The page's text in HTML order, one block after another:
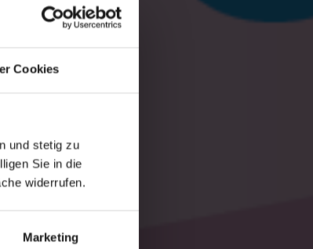
Cookies
und stetig zu
Sie in die
widerrufen.
Marketing